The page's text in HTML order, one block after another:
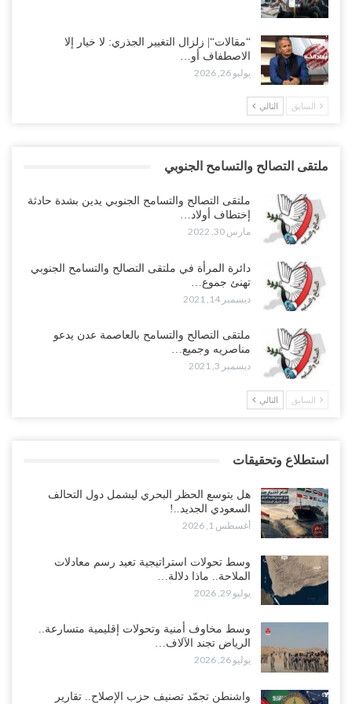
“مقالات“| زلزال التغيير الجذري: لا خيار إلا
الاصطفاف أو…
يوليو 26, 2026
السابق التالي
ملتقى التصالح والتسامح الجنوبي
ملتقى التصالح والتسامح الجنوبي يدين بشدة حادثة
إختطاف أولاد…
مارس 30, 2022
دائرة المرأة في ملتقى التصالح والتسامح الجنوبي
تهنئ جموع…
ديسمبر 14, 2021
ملتقى التصالح والتسامح بالعاصمة عدن يدعو
مناصريه وجميع…
ديسمبر 3, 2021
السابق التالي
استطلاع وتحقيقات
هل يتوسع الحظر البحري ليشمل دول التحالف
السعودي الجديد..!
أغسطس 1, 2026
وسط تحولات استراتيجية تعيد رسم معادلات
الملاحة.. ماذا دلالة…
يوليو 29, 2026
وسط مخاوف أمنية وتحولات إقليمية متسارعة..
الرياض تجند الآلاف…
يوليو 26, 2026
واشنطن تجمّد تصنيف حزب الإصلاح.. تقارير